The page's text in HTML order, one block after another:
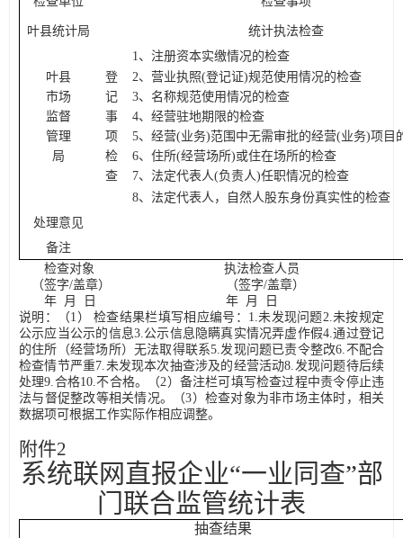
叶县统计局
统计执法检查
1、注册资本实缴情况的检查
叶县
登
2、营业执照(登记证)规范使用情况的检查
市场
记
3、名称规范使用情况的检查
监督
事
4、经营驻地期限的检查
管理
项
5、经营(业务)范围中无需审批的经营(业务)项目
局
检
6、住所(经营场所)或住在场所的检查
查
7、法定代表人(负责人)任职情况的检查
8、法定代表人，自然人股东身份真实性的检查
处理意见
备注
检查对象
执法检查人员
（签字/盖章） （签字/盖章）
年 月 日 年 月
日
说明：（1） 检查结果栏填写相应编号：1.未发现问题2.未按规定
公示应当公示的信息3.公示信息隐瞒真实情况弄虚作假4.通过登记
的住所（经营场所）无法取得联系5.发现问题已责令整改6.不配合
检查情节严重7.未发现本次抽查涉及的经营活动8.发现问题待后续
处理9.合格10.不合格。（2）备注栏可填写检查过程中责令停止违
法与督促整改等相关情况。（3）检查对象为非市场主体时，相关
数据项可根据工作实际作相应调整。
附件2
系统联网直报企业“一业同查”部
门联合监管统计表
抽查结果